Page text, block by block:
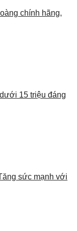
chính hãng,
15 triệu đáng
sức mạnh với